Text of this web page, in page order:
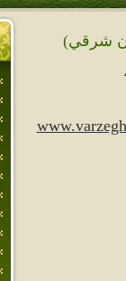
شرقي)